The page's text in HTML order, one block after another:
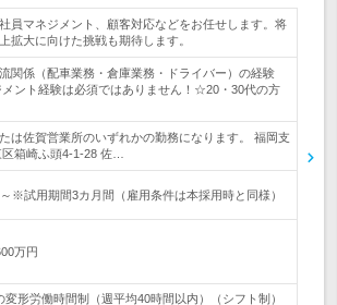
員マネジメント、顧客対応などをお任せします。将
拡大に向けた挑戦も期待します。
流関係（配車業務・倉庫業務・ドライバー）の経験
メント経験は必須ではありません！☆20・30代の方
は佐賀営業所のいずれかの勤務になります。 福岡支
箱崎ふ頭4-1-28 佐…
※試用期間3カ月間（雇用条件は本採用時と同様）
万円
変形労働時間制（週平均40時間以内）（シフト制）